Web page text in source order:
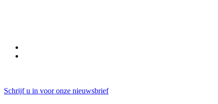
Schrijf u in voor onze nieuwsbrief